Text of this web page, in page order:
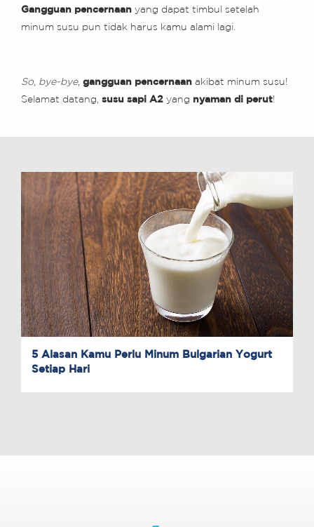
Gangguan pencernaan yang dapat timbul setelah
minum susu pun tidak harus kamu alami lagi.
So, bye-bye, gangguan pencernaan akibat minum susu!
Selamat datang, susu sapi A2 yang nyaman di perut!
5 Alasan Kamu Perlu Minum Bulgarian Yogurt
Setiap Hari